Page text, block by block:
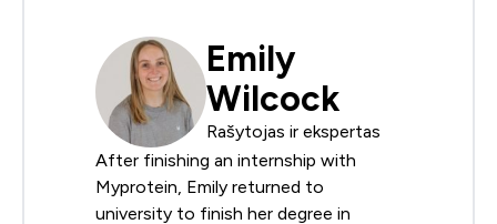
Emily
Wilcock
Rašytojas ir ekspertas
After finishing an internship with
Myprotein, Emily returned to
university to finish her degree in